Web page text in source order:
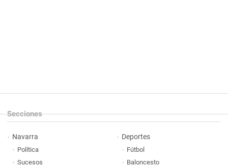
Secciones
Navarra
Política
Sucesos
Deportes
Fútbol
Baloncesto